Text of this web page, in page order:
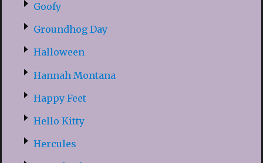
Goofy
Groundhog Day
Halloween
Hannah Montana
Happy Feet
Hello Kitty
Hercules